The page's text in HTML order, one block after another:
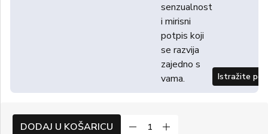
senzualnost
i mirisni
potpis koji
se razvija
zajedno s
vama.
Istražite
DODAJ U KOŠARICU